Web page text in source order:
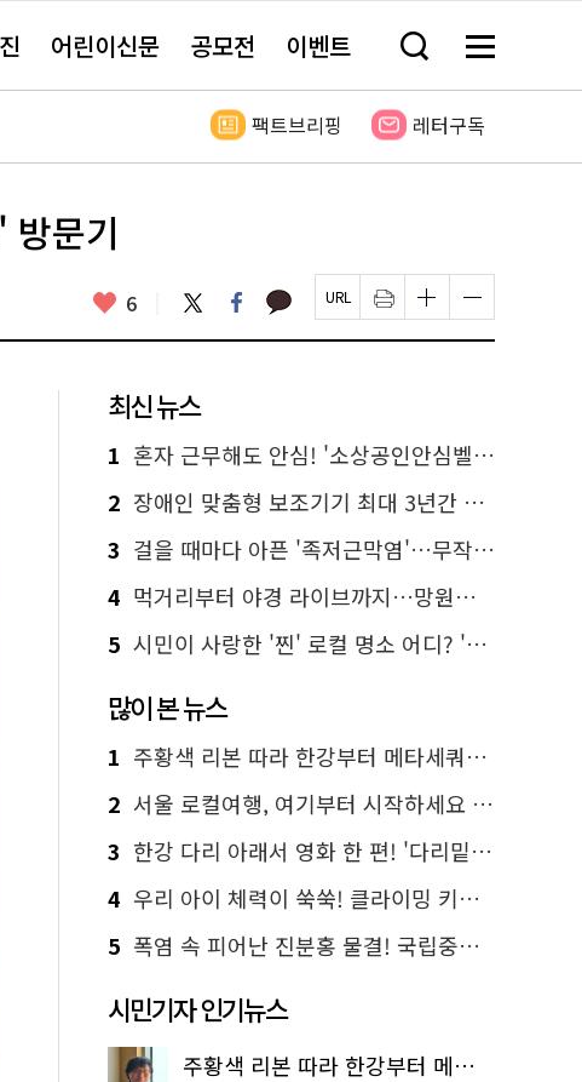
어린이신문 공모전 이벤트 검
창
기
메
전
보
팩트브리핑 레터구독
문기
좋
요
6 트
위
터
페
이
스
카
카 페
이
지
인
쇄
하
글
자
크
하
기
글
자
크
하
기
최신 뉴스
1 혼자 근무해도 안심! '소상공인안심벨' 신청하세요
2 장애인 맞춤형 보조기기 최대 3년간 무상 대여…삶의 질 높인다
3 걸을 때마다 아픈 '족저근막염'…무작정 참지 말고 '이것' 해보세요!
4 먹거리부터 야경 라이브까지…망원한강공원 알짜 코스
5 시민이 사랑한 '찐' 로컬 명소 어디? '서울에디션25' 추천 코스
많이 본 뉴스
1 주황색 리본 따라 한강부터 메타세쿼이아 숲길까지…서울둘레길 15코스
2 서울 로컬여행, 여기부터 시작하세요 '서울에디션25'
3 한강 다리 아래서 영화 한 편! '다리밑 영화관' 무료 상영
4 우리 아이 체력이 쑥쑥! 클라이밍 키즈카페·어린이 체력장
5 폭염 속 피어난 진분홍 물결! 국립중앙박물관 배롱나무 명소
시민기자 인기뉴스
주황색 리본 따라 한강부터 메타세쿼이아 숲길까지…서울둘레길 15코스